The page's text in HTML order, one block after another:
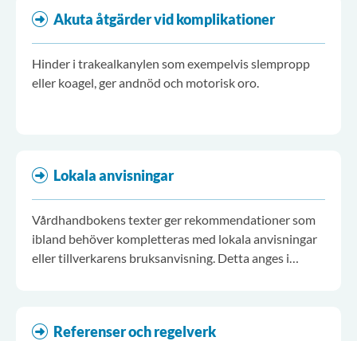
Akuta åtgärder vid komplikationer
Hinder i trakealkanylen som exempelvis slempropp
eller koagel, ger andnöd och motorisk oro.
Lokala anvisningar
Vårdhandbokens texter ger rekommendationer som
ibland behöver kompletteras med lokala anvisningar
eller tillverkarens bruksanvisning. Detta anges i
Referenser och regelverk